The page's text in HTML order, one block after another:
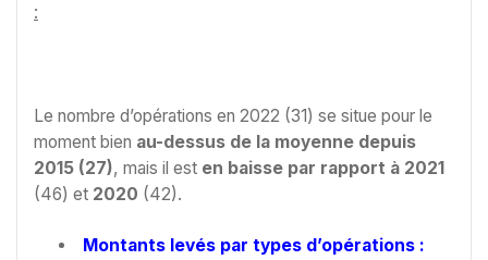
:
Le nombre d’opérations en 2022 (31) se situe pour le
moment bien au-dessus de la moyenne depuis
2015 (27), mais il est en baisse par rapport à 2021
(46) et 2020 (42).
Montants levés par types d’opérations :